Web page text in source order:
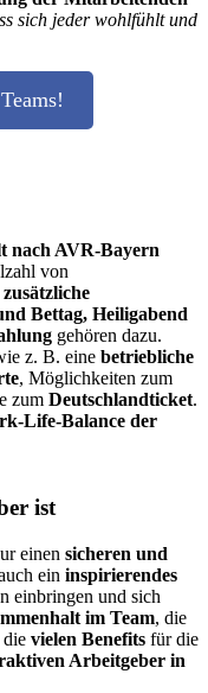
sich jeder wohlfühlt und
nach AVR-Bayern
von
Bettag, Heiligabend
gehören dazu.
z. B. eine betriebliche
, Möglichkeiten zum
zum Deutschlandticket.
Life-Balance der
ist
einen sicheren und
ein inspirierendes
einbringen und sich
im Team, die
die vielen Benefits für die
Arbeitgeber in